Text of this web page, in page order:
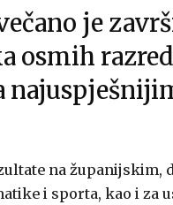
je
osmih
na županijskim,
i sporta, kao i za